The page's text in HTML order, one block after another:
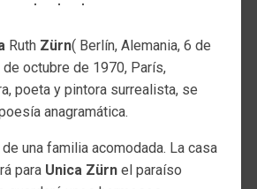
Ruth Zürn( Berlín, Alemania, 6 de
octubre de 1970, París,
poeta y pintora surrealista, se
anagramática.
una familia acomodada. La casa
para Unica Zürnel paraíso